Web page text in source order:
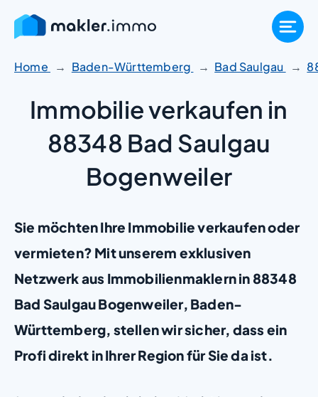
Zum
Inhalt
springen
Home Baden-Württemberg Bad Saulgau
Immobilie verkaufen in
88348 Bad Saulgau
Bogenweiler
Sie möchten Ihre Immobilie verkaufen oder
vermieten? Mit unserem exklusiven
Netzwerk aus Immobilienmaklern in 88348
Bad Saulgau Bogenweiler, Baden-
Württemberg, stellen wir sicher, dass ein
Profi direkt in Ihrer Region für Sie da ist.